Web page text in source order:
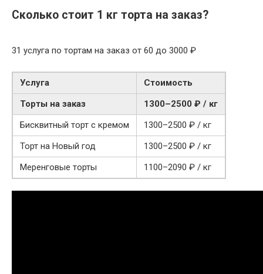
Сколько стоит 1 кг торта на заказ?
31 услуга по тортам на заказ от 60 до 3000 ₽
Услуга
Стоимость
Торты на заказ
1300–2500 ₽ / кг
Бисквитный торт с кремом
1300–2500 ₽ / кг
Торт на Новый год
1300–2500 ₽ / кг
Меренговые торты
1100–2090 ₽ / кг